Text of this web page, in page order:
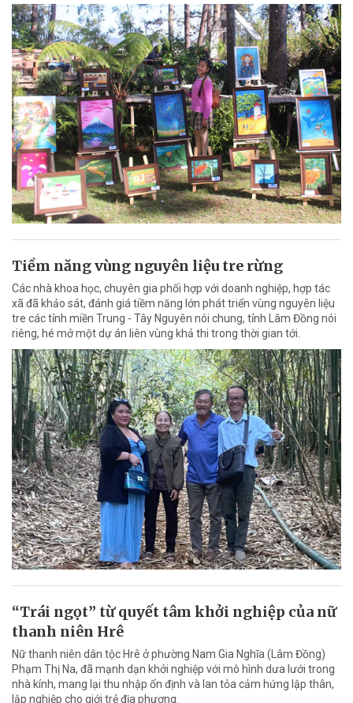
Tiềm năng vùng nguyên liệu tre rừng
Các nhà khoa học, chuyên gia phối hợp với doanh nghiệp, hợp tác
xã đã khảo sát, đánh giá tiềm năng lớn phát triển vùng nguyên liệu
tre các tỉnh miền Trung - Tây Nguyên nói chung, tỉnh Lâm Đồng nói
riêng, hé mở một dự án liên vùng khả thi trong thời gian tới.
“Trái ngọt” từ quyết tâm khởi nghiệp của nữ
thanh niên Hrê
Nữ thanh niên dân tộc Hrê ở phường Nam Gia Nghĩa (Lâm Đồng)
Phạm Thị Na, đã mạnh dạn khởi nghiệp với mô hình dưa lưới trong
nhà kính, mang lại thu nhập ổn định và lan tỏa cảm hứng lập thân,
lập nghiệp cho giới trẻ địa phương.